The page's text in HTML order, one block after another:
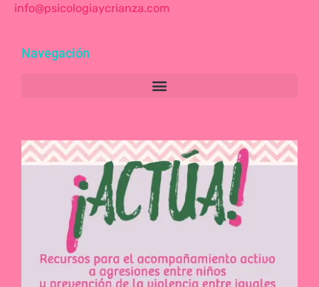
info@psicologiaycrianza.com
Navegación